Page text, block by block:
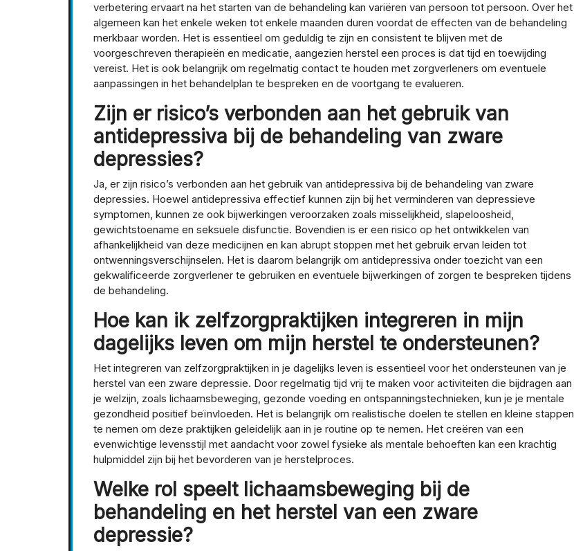
verbetering ervaart na het starten van de behandeling kan variëren van persoon tot persoon. Over het
algemeen kan het enkele weken tot enkele maanden duren voordat de effecten van de behandeling
merkbaar worden. Het is essentieel om geduldig te zijn en consistent te blijven met de
voorgeschreven therapieën en medicatie, aangezien herstel een proces is dat tijd en toewijding
vereist. Het is ook belangrijk om regelmatig contact te houden met zorgverleners om eventuele
aanpassingen in het behandelplan te bespreken en de voortgang te evalueren.
Zijn er risico’s verbonden aan het gebruik van
antidepressiva bij de behandeling van zware
depressies?
Ja, er zijn risico’s verbonden aan het gebruik van antidepressiva bij de behandeling van zware
depressies. Hoewel antidepressiva effectief kunnen zijn bij het verminderen van depressieve
symptomen, kunnen ze ook bijwerkingen veroorzaken zoals misselijkheid, slapeloosheid,
gewichtstoename en seksuele disfunctie. Bovendien is er een risico op het ontwikkelen van
afhankelijkheid van deze medicijnen en kan abrupt stoppen met het gebruik ervan leiden tot
ontwenningsverschijnselen. Het is daarom belangrijk om antidepressiva onder toezicht van een
gekwalificeerde zorgverlener te gebruiken en eventuele bijwerkingen of zorgen te bespreken tijdens
de behandeling.
Hoe kan ik zelfzorgpraktijken integreren in mijn
dagelijks leven om mijn herstel te ondersteunen?
Het integreren van zelfzorgpraktijken in je dagelijks leven is essentieel voor het ondersteunen van je
herstel van een zware depressie. Door regelmatig tijd vrij te maken voor activiteiten die bijdragen aan
je welzijn, zoals lichaamsbeweging, gezonde voeding en ontspanningstechnieken, kun je je mentale
gezondheid positief beïnvloeden. Het is belangrijk om realistische doelen te stellen en kleine stappen
te nemen om deze praktijken geleidelijk aan in je routine op te nemen. Het creëren van een
evenwichtige levensstijl met aandacht voor zowel fysieke als mentale behoeften kan een krachtig
hulpmiddel zijn bij het bevorderen van je herstelproces.
Welke rol speelt lichaamsbeweging bij de
behandeling en het herstel van een zware
depressie?